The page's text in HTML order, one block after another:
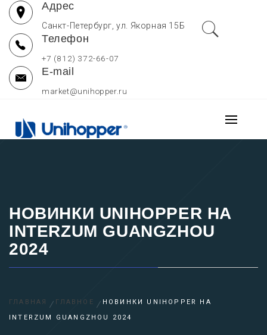
Перейти
содержимому
Адрес
Санкт-Петербург, ул. Якорная 15Б
Телефон
+7 (812) 372-66-07
E-mail
market@unihopper.ru
UNIHOPPER РОССИЯ
МЕБЕЛЬНЫЕ
Основное
меню
НОВИНКИ UNIHOPPER НА
INTERZUM GUANGZHOU
2024
ГЛАВНАЯ ГЛАВНОЕ
НОВИНКИ UNIHOPPER НА
INTERZUM GUANGZHOU 2024